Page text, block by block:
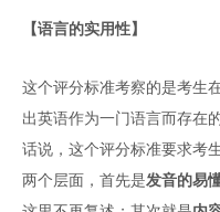
【语言的实用性】
这个评分标准考察的是考生
出英语作为一门语言而存在
话说，这个评分标准要求考
两个层面，首先是发音的易